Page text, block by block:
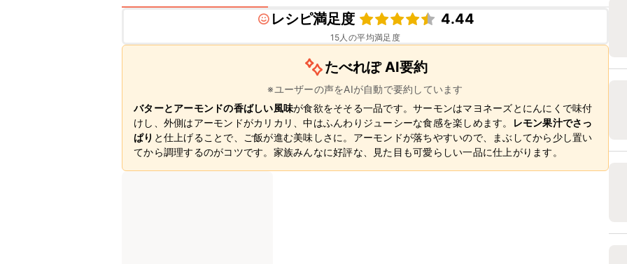
レシピ満足度
4.44
15人の平均満足度
たべれぽ AI要約
※ユーザーの声をAIが自動で要約しています
バターとアーモンドの香ばしい風味が食欲をそそる一品です。サーモンはマヨネーズとにんにくで味付
けし、外側はアーモンドがカリカリ、中はふんわりジューシーな食感を楽しめます。
レモン果汁でさっ
ぱり と仕上げることで、ご飯が進む美味しさに。アーモンドが落ちやすいので、まぶしてから少し置い
てから調理するのがコツです。家族みんなに好評な、見た目も可愛らしい一品に仕上がります。